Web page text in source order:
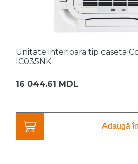
Unitate interioara tip caseta
IC035NK
16 044.61 MDL
Adaugă